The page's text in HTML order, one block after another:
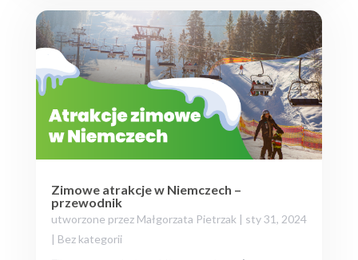
Zimowe atrakcje w Niemczech –
przewodnik
utworzone przez Małgorzata Pietrzak | sty 31, 2024
| Bez kategorii